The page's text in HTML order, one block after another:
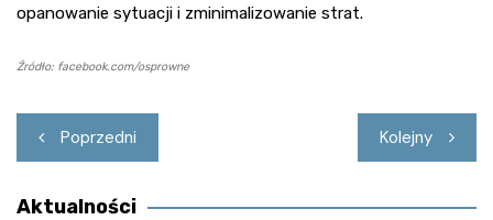
opanowanie sytuacji i zminimalizowanie strat.
Źródło: facebook.com/osprowne
Nawigacja
wpisu
Poprzedni Kolejny
Aktualności